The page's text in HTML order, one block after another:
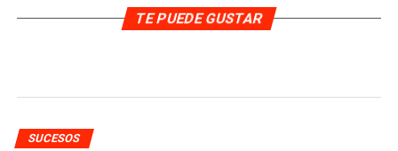
TE PUEDE GUSTAR
SUCESOS